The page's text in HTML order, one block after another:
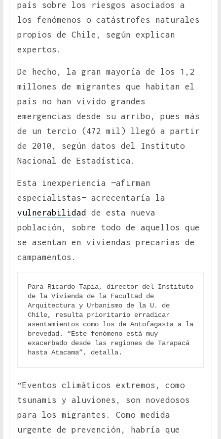
país sobre los riesgos asociados a
los fenómenos o catástrofes naturales
propios de Chile, según explican
expertos.
De hecho, la gran mayoría de los 1,2
millones de migrantes que habitan el
país no han vivido grandes
emergencias desde su arribo, pues más
de un tercio (472 mil) llegó a partir
de 2010, según datos del Instituto
Nacional de Estadística.
Esta inexperiencia —afirman
especialistas— acrecentaría la
vulnerabilidad
de esta nueva
población, sobre todo de aquellos que
se asentan en viviendas precarias de
campamentos.
Para Ricardo Tapia, director del Instituto
de la Vivienda de la Facultad de
Arquitectura y Urbanismo de la U. de
Chile, resulta prioritario erradicar
asentamientos como los de Antofagasta a la
brevedad. “Este fenómeno está muy
exacerbado desde las regiones de Tarapacá
hasta Atacama”, detalla.
“Eventos climáticos extremos, como
tsunamis y aluviones, son novedosos
para los migrantes. Como medida
urgente de prevención, habría que